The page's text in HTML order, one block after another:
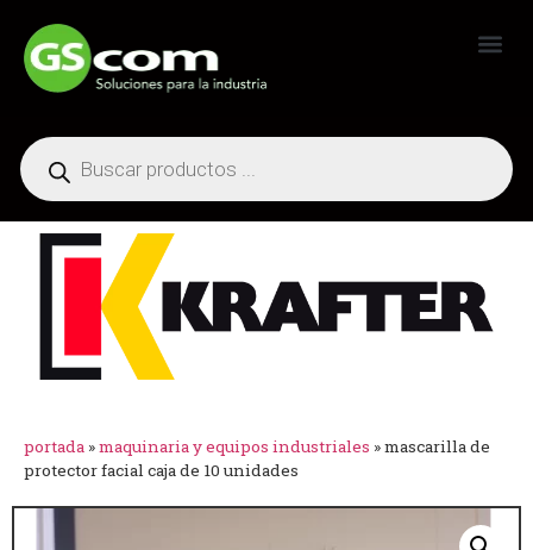
portada »maquinaria y equipos industriales »mascarilla de
protector facial caja de 10 unidades